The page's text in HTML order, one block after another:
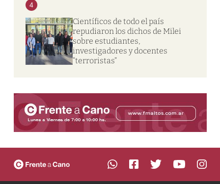
4
Científicos de todo el país
repudiaron los dichos de Milei
sobre estudiantes,
investigadores y docentes
“terroristas”